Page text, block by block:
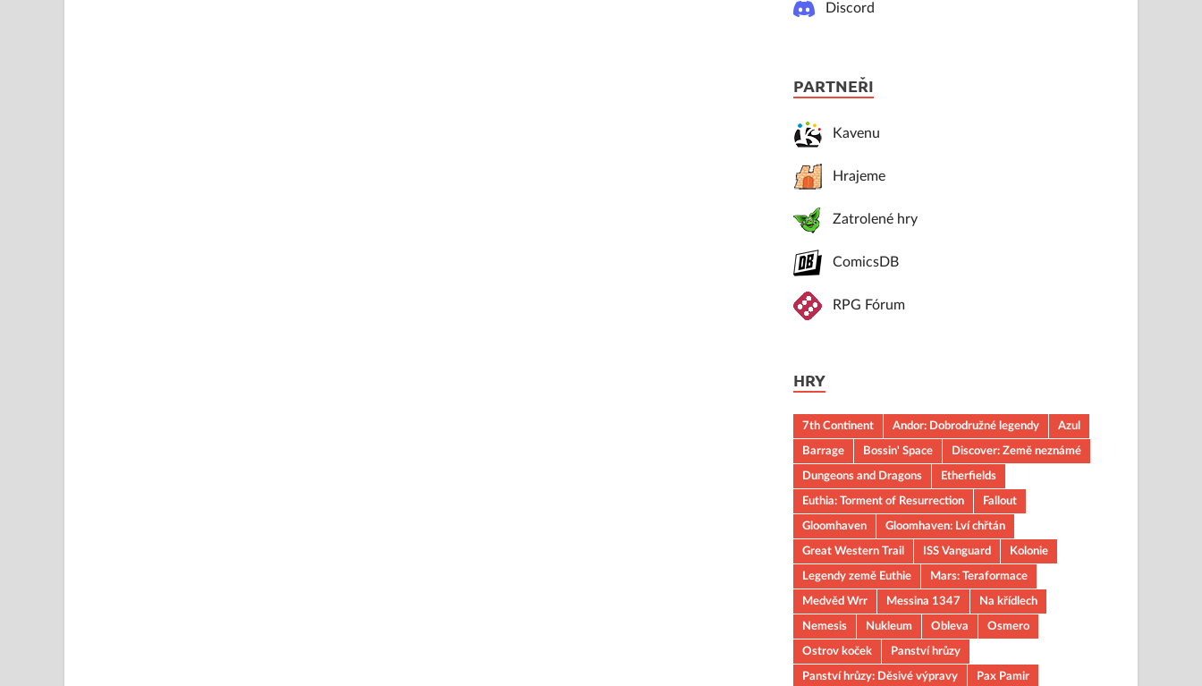
Discord
PARTNEŘI
Kavenu
Hrajeme
Zatrolené hry
ComicsDB
RPG Fórum
HRY
7th Continent Andor: Dobrodružné legendy
Azul
Barrage
Bossin' Space
Discover: Země neznámé
Dungeons and Dragons
Etherfields
Euthia: Torment of Resurrection
Fallout
Gloomhaven
Gloomhaven: Lví chřtán
Great Western Trail
ISS Vanguard
Kolonie
Legendy země Euthie
Mars: Teraformace
Medvěd Wrr
Messina 1347
Na křídlech
Nemesis
Nukleum Obleva
Osmero
Ostrov koček
Panství hrůzy
Panství hrůzy: Děsivé výpravy
Pax Pamir